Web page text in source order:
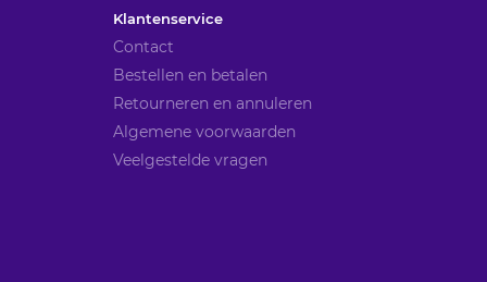
Klantenservice
Contact
Bestellen en betalen
Retourneren en annuleren
Algemene voorwaarden
Veelgestelde vragen